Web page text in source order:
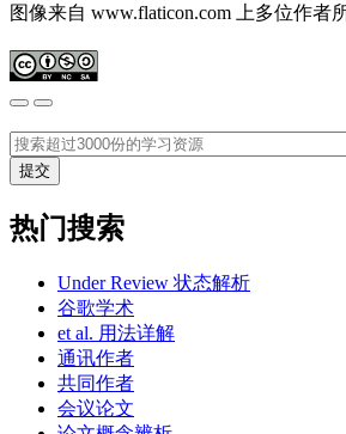
图像来自 www.flaticon.com 上多位作者
热门搜索
Under Review 状态解析
谷歌学术
et al. 用法详解
通讯作者
共同作者
会议论文